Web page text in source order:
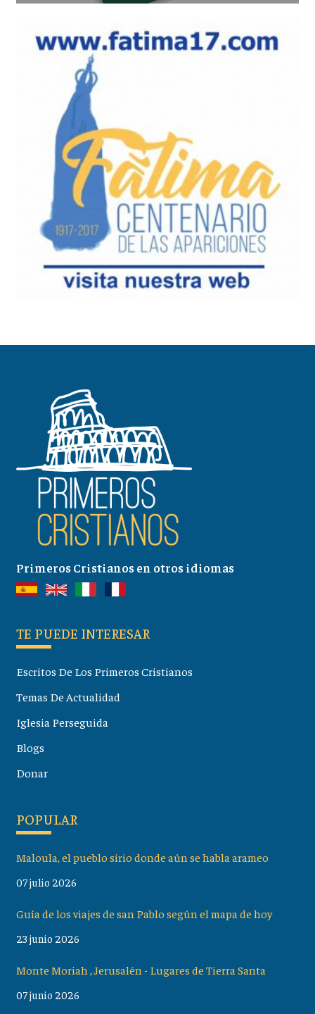
Primeros Cristianos en otros idiomas
TE PUEDE INTERESAR
Escritos De Los Primeros Cristianos
Temas De Actualidad
Iglesia Perseguida
Blogs
Donar
POPULAR
Maloula, el pueblo sirio donde aún se habla arameo
07 julio 2026
Guía de los viajes de san Pablo según el mapa de hoy
23 junio 2026
Monte Moriah , Jerusalén - Lugares de Tierra Santa
07 junio 2026